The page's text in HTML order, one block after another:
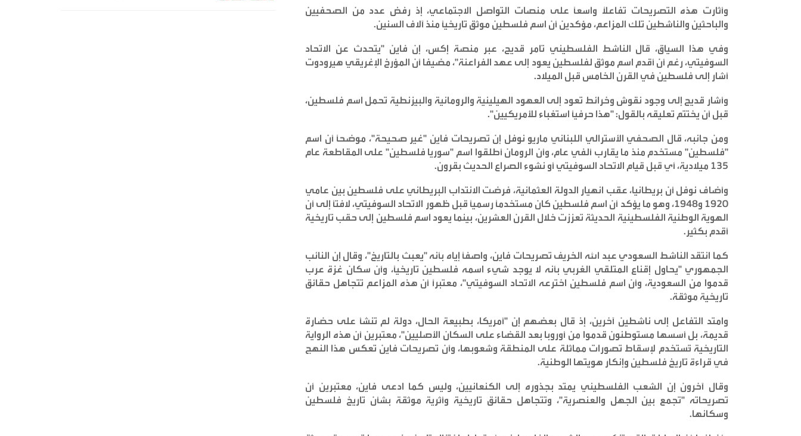
وأثارت هذه التصريحات تفاعلًا واسعًا على منصات التواصل الاجتماعي، إذ رفض عدد من الصحفيين
والباحثين والناشطين تلك المزاعم، مؤكدين أن اسم فلسطين موثق تاريخيًا منذ آلاف السنين.
وفي هذا السياق، قال الناشط الفلسطيني تامر قديح، عبر منصة إكس، إن فاين "يتحدث عن الاتحاد
السوفيتي، رغم أن أقدم اسم موثق لفلسطين يعود إلى عهد الفراعنة"، مضيفا أن المؤرخ الإغريقي هيرودوت
أشار إلى فلسطين في القرن الخامس قبل الميلاد.
وأشار قديح إلى وجود نقوش وخرائط تعود إلى العهود الهيلينية والرومانية والبيزنطية تحمل اسم فلسطين،
قبل أن يختتم تعليقه بالقول: "هذا حرفيًا استغباء للأمريكيين".
ومن جانبه، قال الصحفي الأسترالي اللبناني ماريو نوفل إن تصريحات فاين "غير صحيحة"، موضحًا أن اسم
"فلسطين" مستخدم منذ ما يقارب ألفي عام، وأن الرومان أطلقوا اسم "سوريا فلسطين" على المقاطعة عام
135 ميلادية، أي قبل قيام الاتحاد السوفيتي أو نشوء الصراع الحديث بقرون
.
وأضاف نوفل أن بريطانيا، عقب انهيار الدولة العثمانية، فرضت الانتداب البريطاني على فلسطين بين عامي
1920 و1948، وهو ما يؤكد أن اسم فلسطين كان مستخدمًا رسميًا قبل ظهور الاتحاد السوفيتي، لافتًا إلى أن
الهوية الوطنية الفلسطينية الحديثة تعززت خلال القرن العشرين، بينما يعود اسم فلسطين إلى حقب تاريخية
أقدم بكثير.
كما انتقد الناشط السعودي عبد الله الخريف تصريحات فاين، واصفًا إياه بأنه "يعبث بالتاريخ"، وقال إن النائب
الجمهوري "يحاول إقناع المتلقي الغربي بأنه لا يوجد شيء اسمه فلسطين تاريخيًا، وأن سكان غزة عرب
قدموا من السعودية، وأن اسم فلسطين اخترعه الاتحاد السوفيتي"، معتبرًا أن هذه المزاعم تتجاهل حقائق
تاريخية موثقة.
وامتد التفاعل إلى ناشطين آخرين، إذ قال بعضهم إن "أمريكا، بطبيعة الحال، دولة لم تنشأ على حضارة
قديمة، بل أسسها مستوطنون قدموا من أوروبا بعد القضاء على السكان الأصليين"، معتبرين أن هذه الرواية
التاريخية تُستخدم لإسقاط تصورات مماثلة على المنطقة وشعوبها، وأن تصريحات فاين تعكس هذا النهج
في قراءة تاريخ فلسطين وإنكار هويتها الوطنية.
وقال آخرون إن الشعب الفلسطيني يمتد بجذوره إلى الكنعانيين، وليس كما ادعى فاين، معتبرين أن
تصريحاته "تجمع بين الجهل والعنصرية"، وتتجاهل حقائق تاريخية وأثرية موثقة بشأن تاريخ فلسطين
وسكانها.